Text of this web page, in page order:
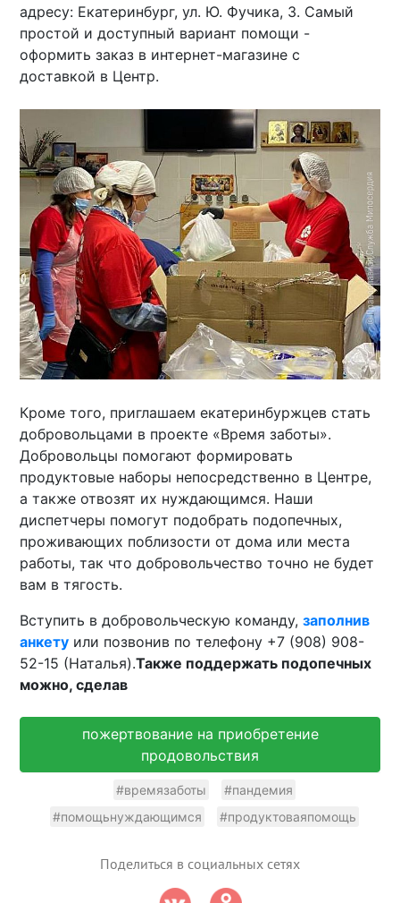
адресу: Екатеринбург, ул. Ю. Фучика, 3. Самый
простой и доступный вариант помощи -
оформить заказ в интернет-магазине с
доставкой в Центр.
Кроме того, приглашаем екатеринбуржцев стать
добровольцами в проекте «Время заботы».
Добровольцы помогают формировать
продуктовые наборы непосредственно в Центре,
а также отвозят их нуждающимся. Наши
диспетчеры помогут подобрать подопечных,
проживающих поблизости от дома или места
работы, так что добровольчество точно не будет
вам в тягость.
Вступить в добровольческую команду,заполнив
анкету или позвонив по телефону +7 (908) 908-
52-15 (Наталья).Также поддержать подопечных
можно, сделав
пожертвование на приобретение
продовольствия
#времязаботы
#пандемия
#помощьнуждающимся
#продуктоваяпомощь
Поделиться в социальных сетях